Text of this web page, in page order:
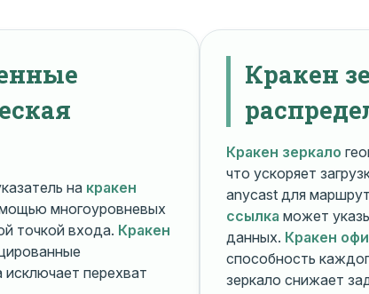
на кракен
многоуровневых
точкой входа. Кракен
исключает перехват
Кракен
Кракен зеркало
что ускоряет
anycast для
ссылка может
данных. Кракен
способность
зеркало снижает